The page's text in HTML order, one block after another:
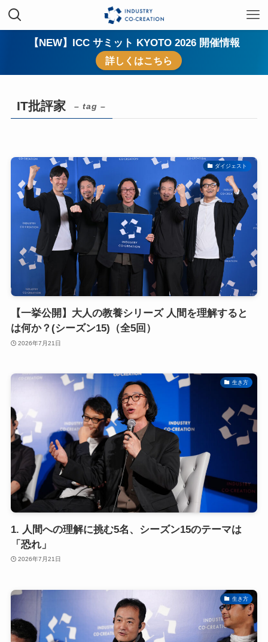
【NEW】ICC サミット KYOTO 2026 開催情報
詳しくはこちら
IT批評家 – tag –
ダイジェスト
【一挙公開】大人の教養シリーズ 人間を理解すると
は何か？(シーズン15)（全5回）
2026年7月21日
生き方
1. 人間への理解に挑む5名、シーズン15のテーマは
「恐れ」
2026年7月21日
生き方